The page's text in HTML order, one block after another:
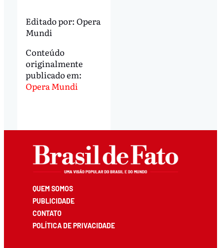
Editado por: Opera
Mundi
Conteúdo
originalmente
publicado em:
Opera Mundi
QUEM SOMOS
PUBLICIDADE
CONTATO
POLÍTICA DE PRIVACIDADE